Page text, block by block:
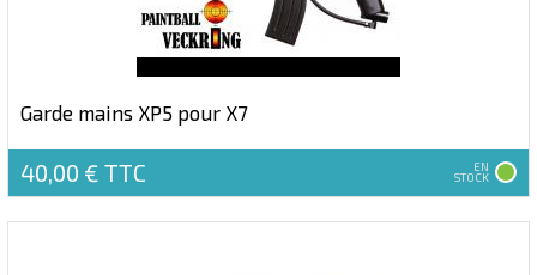
Garde mains XP5 pour X7
40,00 € TTC EN
STOCK